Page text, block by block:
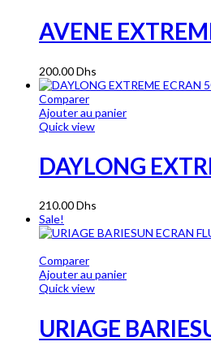
AVENE
200.00Dhs
Comparer
Ajouter au panier
Quick view
DAYLONG
210.00Dhs
Sale!
Comparer
Ajouter au panier
Quick view
URIAGE